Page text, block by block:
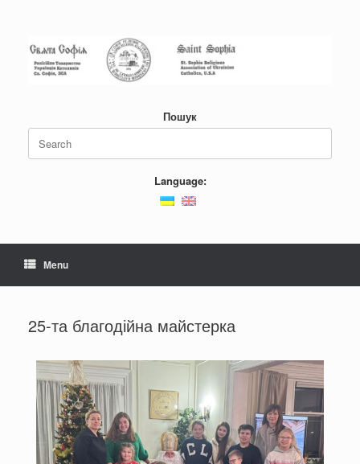
Пошук
Language:
Menu
25-та благодійна майстерка